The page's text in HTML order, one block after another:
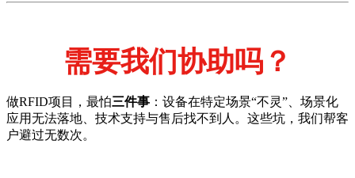
需要我们协助吗？
做RFID项目，最怕三件事 ：设备在特定场景“不灵”、场景化
应用无法落地、技术支持与售后找不到人。这些坑，我们帮客
户避过无数次。